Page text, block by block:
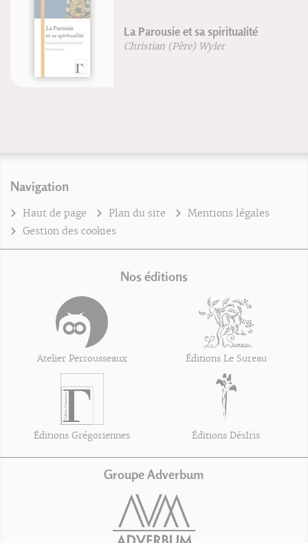
La Parousie et sa spiritualité
Christian (Père) Wyler
Navigation
Haut de page Plan du site
Mentions légales
Gestion des cookies
Nos éditions
Atelier Perrousseaux Éditions Le Sureau
Éditions Grégoriennes Éditions DésIris
Groupe Adverbum